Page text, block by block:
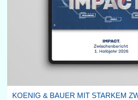
KOENIG & BAUER MIT STARKEM